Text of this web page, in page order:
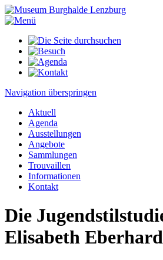
Navigation überspringen
Aktuell
Agenda
Ausstellungen
Angebote
Sammlungen
Trouvaillen
Informationen
Kontakt
Die
Elisabeth